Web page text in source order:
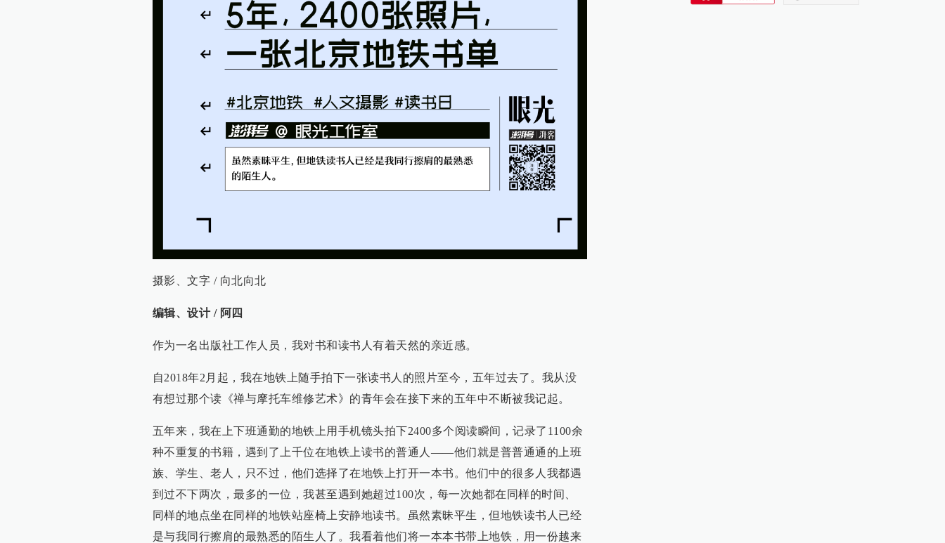
摄影、文字 / 向北向北
编辑、设计 / 阿四
作为一名出版社工作人员，我对书和读书人有着天然的亲近感。
自2018年2月起，我在地铁上随手拍下一张读书人的照片至今，五年过去了。我从没
有想过那个读《禅与摩托车维修艺术》的青年会在接下来的五年中不断被我记起。
五年来，我在上下班通勤的地铁上用手机镜头拍下2400多个阅读瞬间，记录了1100余
种不重复的书籍，遇到了上千位在地铁上读书的普通人——他们就是普普通通的上班
族、学生、老人，只不过，他们选择了在地铁上打开一本书。他们中的很多人我都遇
到过不下两次，最多的一位，我甚至遇到她超过100次，每一次她都在同样的时间、
同样的地点坐在同样的地铁站座椅上安静地读书。虽然素昧平生，但地铁读书人已经
是与我同行擦肩的最熟悉的陌生人了。我看着他们将一本本书带上地铁，用一份越来